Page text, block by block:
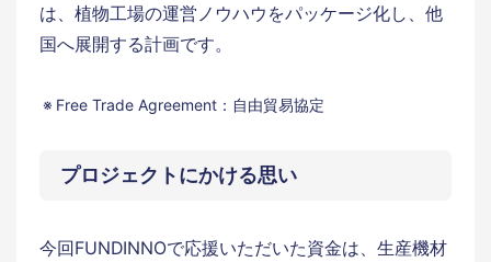
は、植物工場の運営ノウハウをパッケージ化し、他
国へ展開する計画です。
Free Trade Agreement：自由貿易協定
プロジェクトにかける思い
今回FUNDINNOで応援いただいた資金は、生産機材